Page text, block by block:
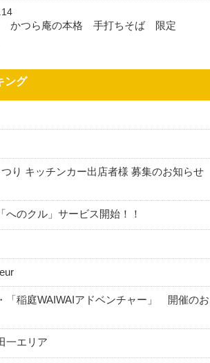
かつら庵の本格 手打ちそば 限定
ング
り キッチンカー出店者様 募集のお知らせ
へのクル」サービス開始！！
「稲庭WAIWAIアドベンチャー」 開催のお
一エリア